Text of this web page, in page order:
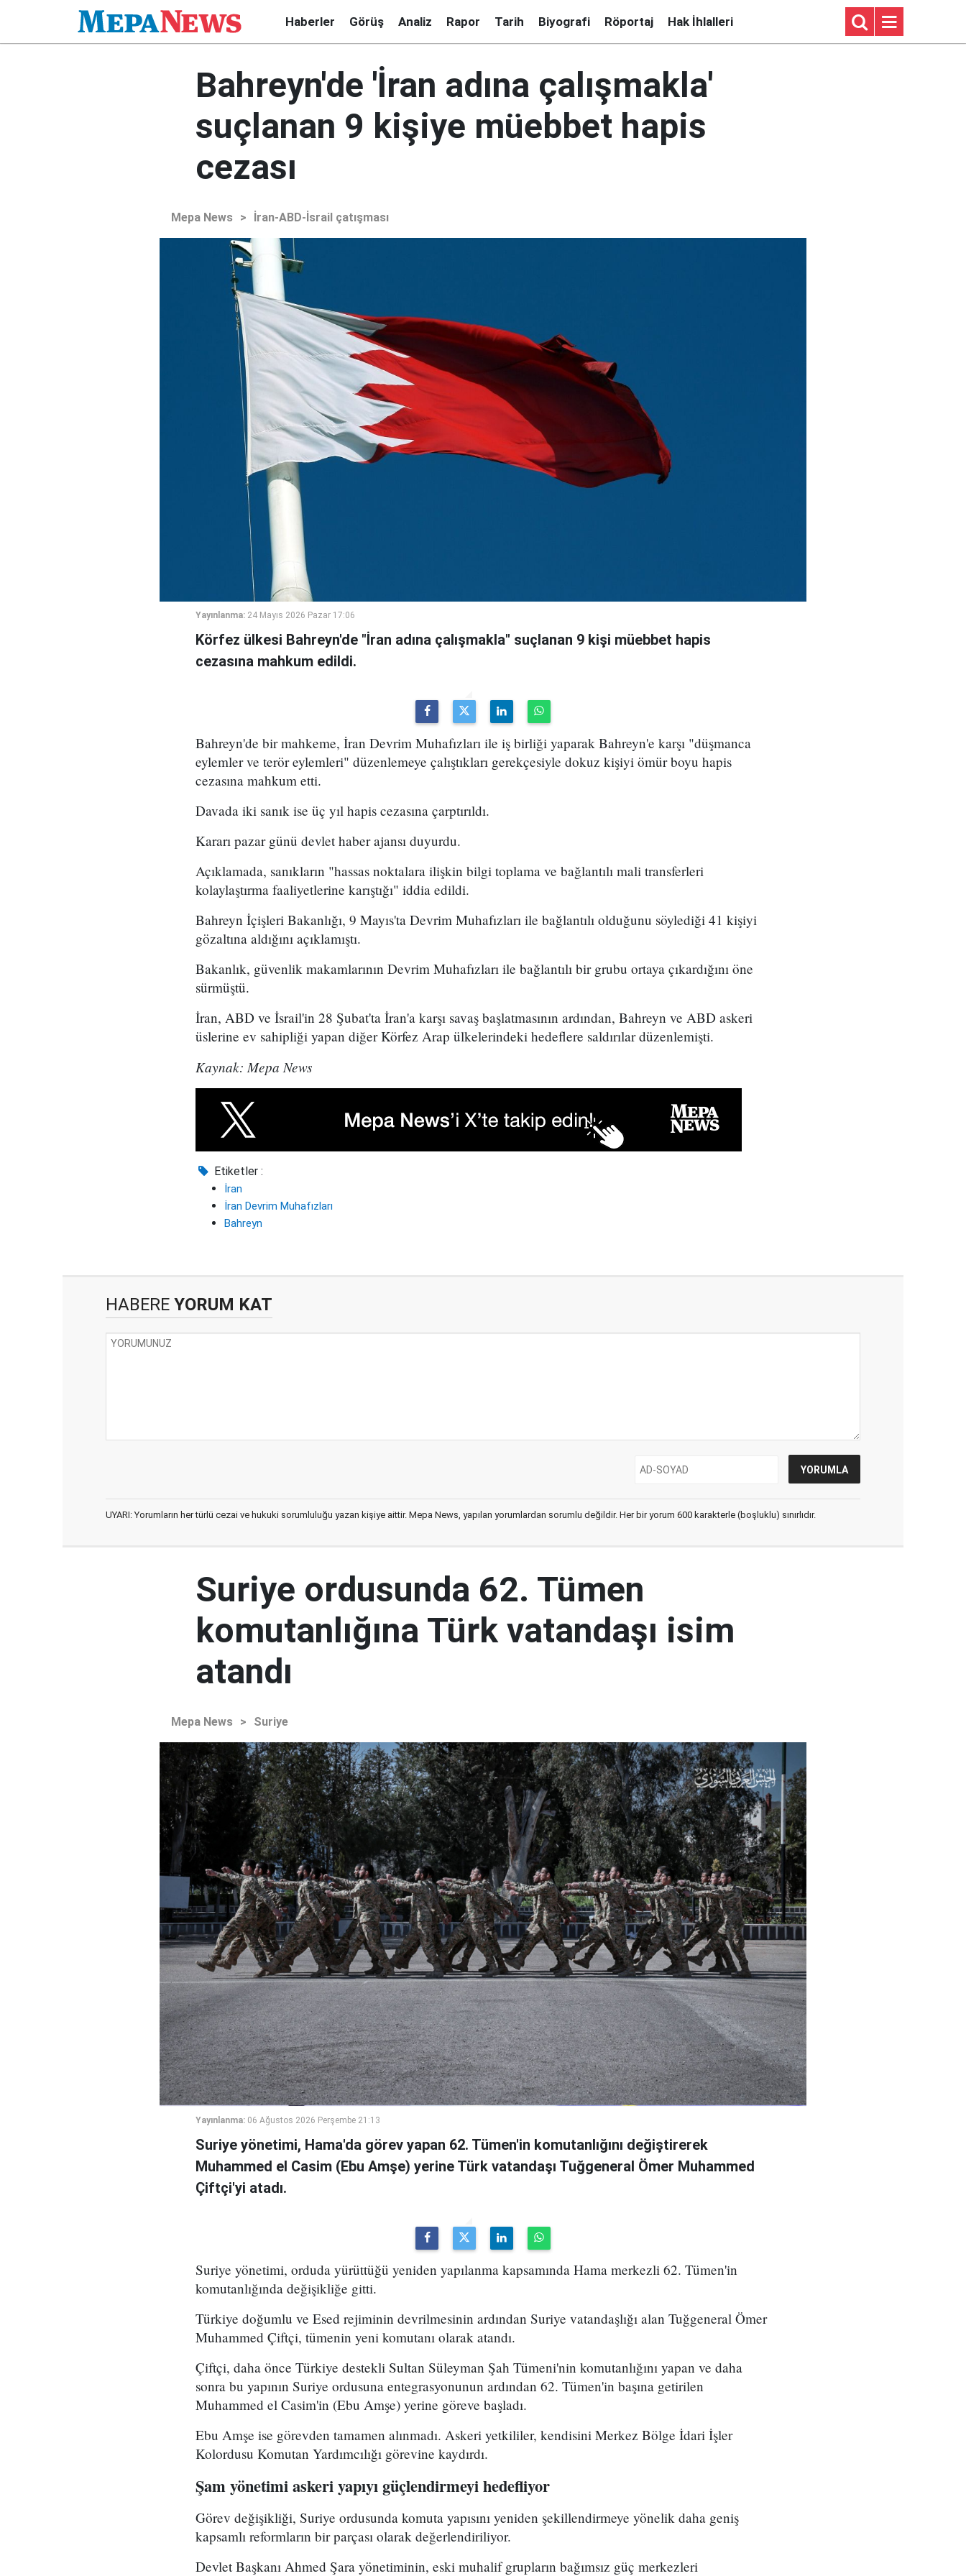
Haberler Görüş Analiz Rapor Tarih Biyografi Röportaj Hak İhlalleri
Bahreyn'de 'İran adına çalışmakla'
suçlanan 9 kişiye müebbet hapis
cezası
Mepa News > İran-ABD-İsrail çatışması
Yayınlanma: 24 Mayıs 2026 Pazar 17:06
Körfez ülkesi Bahreyn'de "İran adına çalışmakla" suçlanan 9 kişi müebbet hapis
cezasına mahkum edildi.
Bahreyn'de bir mahkeme, İran Devrim Muhafızları ile iş birliği yaparak Bahreyn'e karşı "düşmanca
eylemler ve terör eylemleri" düzenlemeye çalıştıkları gerekçesiyle dokuz kişiyi ömür boyu hapis
cezasına mahkum etti.
Davada iki sanık ise üç yıl hapis cezasına çarptırıldı.
Kararı pazar günü devlet haber ajansı duyurdu.
Açıklamada, sanıkların "hassas noktalara ilişkin bilgi toplama ve bağlantılı mali transferleri
kolaylaştırma faaliyetlerine karıştığı" iddia edildi.
Bahreyn İçişleri Bakanlığı, 9 Mayıs'ta Devrim Muhafızları ile bağlantılı olduğunu söylediği 41 kişiyi
gözaltına aldığını açıklamıştı.
Bakanlık, güvenlik makamlarının Devrim Muhafızları ile bağlantılı bir grubu ortaya çıkardığını öne
sürmüştü.
İran, ABD ve İsrail'in 28 Şubat'ta İran'a karşı savaş başlatmasının ardından, Bahreyn ve ABD askeri
üslerine ev sahipliği yapan diğer Körfez Arap ülkelerindeki hedeflere saldırılar düzenlemişti.
Kaynak: Mepa News
Etiketler :
İran
İran Devrim Muhafızları
Bahreyn
HABERE YORUM KAT
UYARI: Yorumların her türlü cezai ve hukuki sorumluluğu yazan kişiye aittir. Mepa News, yapılan yorumlardan sorumlu değildir. Her bir yorum 600 karakterle (boşluklu) sınırlıdır.
Suriye ordusunda 62. Tümen
komutanlığına Türk vatandaşı isim
atandı
Mepa News > Suriye
Yayınlanma: 06 Ağustos 2026 Perşembe 21:13
Suriye yönetimi, Hama'da görev yapan 62. Tümen'in komutanlığını değiştirerek
Muhammed el Casim (Ebu Amşe) yerine Türk vatandaşı Tuğgeneral Ömer Muhammed
Çiftçi'yi atadı.
Suriye yönetimi, orduda yürüttüğü yeniden yapılanma kapsamında Hama merkezli 62. Tümen'in
komutanlığında değişikliğe gitti.
Türkiye doğumlu ve Esed rejiminin devrilmesinin ardından Suriye vatandaşlığı alan Tuğgeneral Ömer
Muhammed Çiftçi, tümenin yeni komutanı olarak atandı.
Çiftçi, daha önce Türkiye destekli Sultan Süleyman Şah Tümeni'nin komutanlığını yapan ve daha
sonra bu yapının Suriye ordusuna entegrasyonunun ardından 62. Tümen'in başına getirilen
Muhammed el Casim'in (Ebu Amşe) yerine göreve başladı.
Ebu Amşe ise görevden tamamen alınmadı. Askeri yetkililer, kendisini Merkez Bölge İdari İşler
Kolordusu Komutan Yardımcılığı görevine kaydırdı.
Şam yönetimi askeri yapıyı güçlendirmeyi hedefliyor
Görev değişikliği, Suriye ordusunda komuta yapısını yeniden şekillendirmeye yönelik daha geniş
kapsamlı reformların bir parçası olarak değerlendiriliyor.
Devlet Başkanı Ahmed Şara yönetiminin, eski muhalif grupların bağımsız güç merkezleri